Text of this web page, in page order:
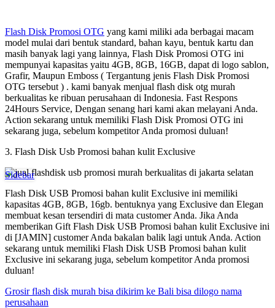
Flash Disk Promosi OTG yang kami miliki ada berbagai macam
model mulai dari bentuk standard, bahan kayu, bentuk kartu dan
masih banyak lagi yang lainnya, Flash Disk Promosi OTG ini
mempunyai kapasitas yaitu 4GB, 8GB, 16GB, dapat di logo sablon,
Grafir, Maupun Emboss ( Tergantung jenis Flash Disk Promosi
OTG tersebut ) . kami banyak menjual flash disk otg murah
berkualitas ke ribuan perusahaan di Indonesia. Fast Respons
24Hours Service, Dengan senang hari kami akan melayani Anda.
Action sekarang untuk memiliki Flash Disk Promosi OTG ini
sekarang juga, sebelum kompetitor Anda promosi duluan!
3. Flash Disk Usb Promosi bahan kulit Exclusive
Flash Disk USB Promosi bahan kulit Exclusive ini memiliki
kapasitas 4GB, 8GB, 16gb. bentuknya yang Exclusive dan Elegan
membuat kesan tersendiri di mata customer Anda. Jika Anda
memberikan Gift Flash Disk USB Promosi bahan kulit Exclusive ini
di [JAMIN] customer Anda bakalan balik lagi untuk Anda. Action
sekarang untuk memiliki Flash Disk USB Promosi bahan kulit
Exclusive ini sekarang juga, sebelum kompetitor Anda promosi
duluan!
Grosir flash disk murah bisa dikirim ke Bali bisa dilogo nama
perusahaan
Sidebar